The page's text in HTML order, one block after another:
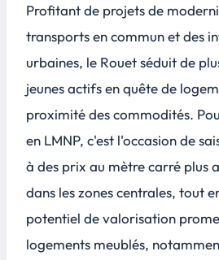
Profitant de projets de
transports en commun et des
urbaines, le Rouet séduit de
jeunes actifs en quête de
proximité des commodités.
en LMNP, c'est l'occasion de
à des prix au mètre carré plus
dans les zones centrales, tout
potentiel de valorisation
logements meublés,